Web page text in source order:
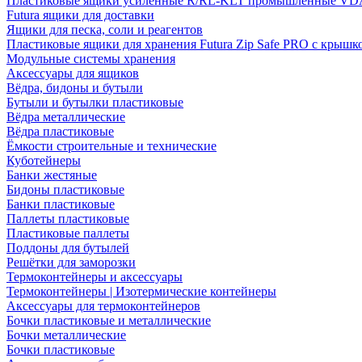
Futura ящики для доставки
Ящики для песка, соли и реагентов
Пластиковые ящики для хранения Futura Zip Safe PRO с
Модульные системы хранения
Аксессуары для ящиков
Вёдра, бидоны и бутыли
Бутыли и бутылки пластиковые
Вёдра металлические
Вёдра пластиковые
Ёмкости строительные и технические
Куботейнеры
Банки жестяные
Бидоны пластиковые
Банки пластиковые
Паллеты пластиковые
Пластиковые паллеты
Поддоны для бутылей
Решётки для заморозки
Термоконтейнеры и аксессуары
Термоконтейнеры | Изотермические контейнеры
Аксессуары для термоконтейнеров
Бочки пластиковые и металлические
Бочки металлические
Бочки пластиковые